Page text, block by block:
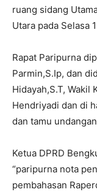
ruang sidang
Utara pada Selasa
Rapat Paripurna
Parmin,S.Ip, dan
Hidayah,S.T, Wakil
Hendriyadi dan di
dan tamu
Ketua DPRD
“paripurna nota
pembahasan